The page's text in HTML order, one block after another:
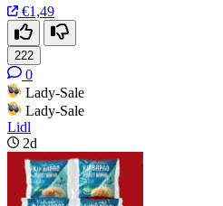
€1,49
222
0
Lady-Sale
Lady-Sale
Lidl
2d